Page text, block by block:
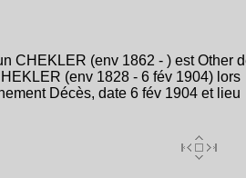
CHEKLER (env 1862 - ) est Other
(env 1828 - 6 fév 1904) lors
Décès, date 6 fév 1904 et lieu